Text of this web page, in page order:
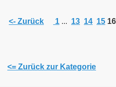
<- Zurück 1 ... 13 14 15 16
<= Zurück zur Kategorie